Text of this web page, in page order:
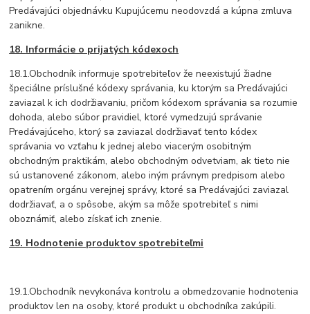
Predávajúci objednávku Kupujúcemu neodovzdá a kúpna zmluva
zanikne.
18. Informácie o prijatých kódexoch
18.1.Obchodník informuje spotrebiteľov že neexistujú žiadne
špeciálne príslušné kódexy správania, ku ktorým sa Predávajúci
zaviazal k ich dodržiavaniu, pričom kódexom správania sa rozumie
dohoda, alebo súbor pravidiel, ktoré vymedzujú správanie
Predávajúceho, ktorý sa zaviazal dodržiavať tento kódex
správania vo vzťahu k jednej alebo viacerým osobitným
obchodným praktikám, alebo obchodným odvetviam, ak tieto nie
sú ustanovené zákonom, alebo iným právnym predpisom alebo
opatrením orgánu verejnej správy, ktoré sa Predávajúci zaviazal
dodržiavať, a o spôsobe, akým sa môže spotrebiteľ s nimi
oboznámiť, alebo získať ich znenie.
19. Hodnotenie produktov spotrebiteľmi
19.1.Obchodník nevykonáva kontrolu a obmedzovanie hodnotenia
produktov len na osoby, ktoré produkt u obchodníka zakúpili.